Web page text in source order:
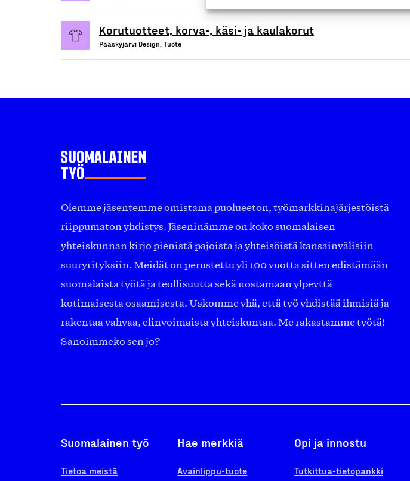
Korutuotteet, korva-, käsi- ja kaulakorut
Pääskyjärvi Design, Tuote
Olemme jäsentemme omistama puolueeton, työmarkkinajärjestöistä
riippumaton yhdistys. Jäseninämme on koko suomalaisen
yhteiskunnan kirjo pienistä pajoista ja yhteisöistä kansainvälisiin
suuryrityksiin. Meidät on perustettu yli 100 vuotta sitten edistämään
suomalaista työtä ja teollisuutta sekä nostamaan ylpeyttä
kotimaisesta osaamisesta. Uskomme yhä, että työ yhdistää ihmisiä ja
rakentaa vahvaa, elinvoimaista yhteiskuntaa. Me rakastamme työtä!
Sanoimmeko sen jo?
Suomalainen työ
Tietoa meistä
Hae merkkiä
Avainlippu-tuote
Opi ja innostu
Tutkittua-tietopankki